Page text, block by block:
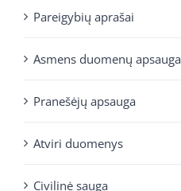
Pareigybių aprašai
Asmens duomenų apsauga
Pranešėjų apsauga
Atviri duomenys
Civilinė sauga